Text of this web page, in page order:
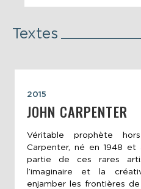
Textes
2015
JOHN CARPENTER
Véritable prophète
Carpenter, né en 1948
partie de ces rares
l’imaginaire et la
enjamber les frontières